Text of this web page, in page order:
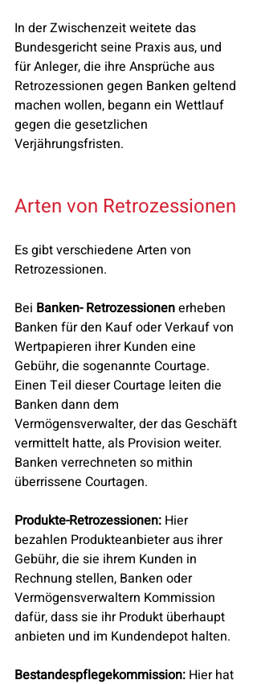
In der Zwischenzeit weitete das
Bundesgericht seine Praxis aus, und
für Anleger, die ihre Ansprüche aus
Retrozessionen gegen Banken geltend
machen wollen, begann ein Wettlauf
gegen die gesetzlichen
Verjährungsfristen.
Arten von Retrozessionen
Es gibt verschiedene Arten von
Retrozessionen.
Bei Banken- Retrozessionen erheben
Banken für den Kauf oder Verkauf von
Wertpapieren ihrer Kunden eine
Gebühr, die sogenannte Courtage.
Einen Teil dieser Courtage leiten die
Banken dann dem
Vermögensverwalter, der das Geschäft
vermittelt hatte, als Provision weiter.
Banken verrechneten so mithin
überrissene Courtagen.
Produkte-Retrozessionen: Hier
bezahlen Produkteanbieter aus ihrer
Gebühr, die sie ihrem Kunden in
Rechnung stellen, Banken oder
Vermögensverwaltern Kommission
dafür, dass sie ihr Produkt überhaupt
anbieten und im Kundendepot halten.
Bestandespflegekommission: Hier hat